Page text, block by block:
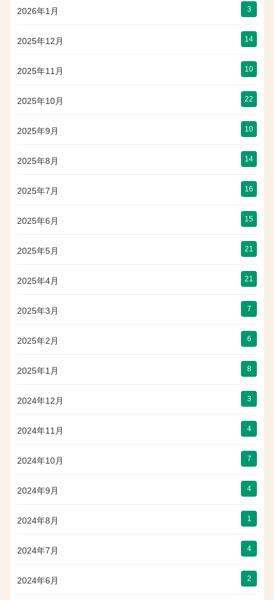
2026年1月 3
2025年12月 14
2025年11月 10
2025年10月 22
2025年9月 10
2025年8月 14
2025年7月 16
2025年6月 15
2025年5月 21
2025年4月 21
2025年3月 7
2025年2月 6
2025年1月 8
2024年12月 3
2024年11月 4
2024年10月 7
2024年9月 4
2024年8月 1
2024年7月 4
2024年6月 2